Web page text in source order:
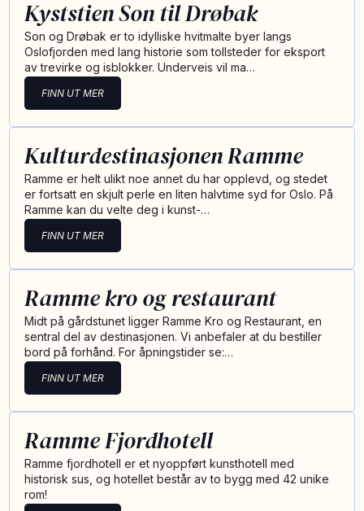
Kyststien Son til Drøbak
Son og Drøbak er to idylliske hvitmalte byer langs
Oslofjorden med lang historie som tollsteder for eksport
av trevirke og isblokker. Underveis vil ma…
FINN UT MER
Kulturdestinasjonen Ramme
Ramme er helt ulikt noe annet du har opplevd, og stedet
er fortsatt en skjult perle en liten halvtime syd for Oslo. På
Ramme kan du velte deg i kunst-…
FINN UT MER
Ramme kro og restaurant
Midt på gårdstunet ligger Ramme Kro og Restaurant, en
sentral del av destinasjonen. Vi anbefaler at du bestiller
bord på forhånd. For åpningstider se:…
FINN UT MER
Ramme Fjordhotell
Ramme fjordhotell er et nyoppført kunsthotell med
historisk sus, og hotellet består av to bygg med 42 unike
rom!